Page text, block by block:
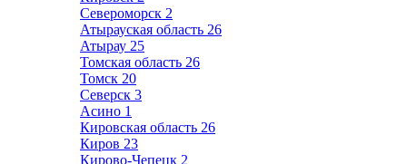
Североморск 2
Атырауская область 26
Атырау 25
Томская область 26
Томск 20
Северск 3
Асино 1
Кировская область 26
Киров 23
Кирово-Чепецк 2